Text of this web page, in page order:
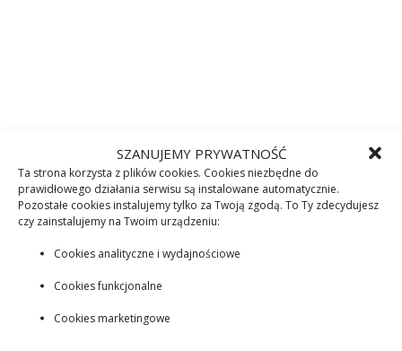
SZANUJEMY PRYWATNOŚĆ
Ta strona korzysta z plików cookies. Cookies niezbędne do
prawidłowego działania serwisu są instalowane automatycznie.
Pozostałe cookies instalujemy tylko za Twoją zgodą. To Ty zdecydujesz
czy zainstalujemy na Twoim urządzeniu:
Cookies analityczne i wydajnościowe
Cookies funkcjonalne
Cookies marketingowe